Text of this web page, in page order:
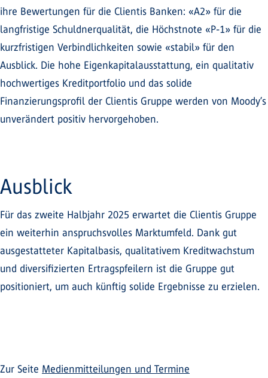
ihre Bewertungen für die Clientis Banken: «A2» für die
langfristige Schuldnerqualität, die Höchstnote «P-1» für die
kurzfristigen Verbindlichkeiten sowie «stabil» für den
Ausblick. Die hohe Eigenkapitalausstattung, ein qualitativ
hochwertiges Kreditportfolio und das solide
Finanzierungsprofil der Clientis Gruppe werden von Moody’s
unverändert positiv hervorgehoben.
Ausblick
Für das zweite Halbjahr 2025 erwartet die Clientis Gruppe
ein weiterhin anspruchsvolles Marktumfeld. Dank gut
ausgestatteter Kapitalbasis, qualitativem Kreditwachstum
und diversifizierten Ertragspfeilern ist die Gruppe gut
positioniert, um auch künftig solide Ergebnisse zu erzielen.
Zur Seite Medienmitteilungen und Termine